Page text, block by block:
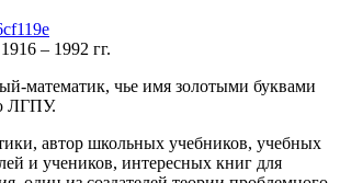
– 1992 гг.
математик, чье имя золотыми буквами
ЛГПУ.
автор школьных учебников, учебных
и учеников, интересных книг для